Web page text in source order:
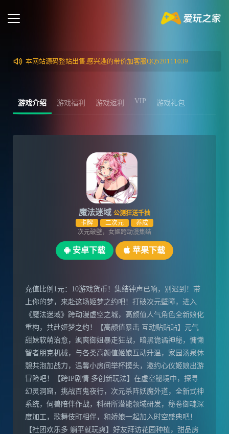
本网站源码整站出售,感兴趣的带价加客服QQ520111039
游戏介绍 游戏福利 游戏返利 VIP 游戏礼包
魔法迷域 公测狂送千抽
卡牌
二次元
养成
次元破壁，女姬跨动漫集结
安卓下载 苹果下载
充值比例1元：10游戏货币！集结钟声已响，别迟到！带
上你的梦，来赴这场姬梦之约吧！打破次元壁障，进入
《魔法迷域》跨动漫虚空之城，高颜值人气角色全新娘化
重构，共赴姬梦之约！【高颜值暴击 互动贴贴贴】元气
甜妹软萌治愈，飒爽御姐暴走狂战，暗黑诡谲神秘，慵懒
智者朋克机械，与各类高颜值姬娘互动升温，家园汤泉休
憩共泡加战力，温馨小房间举杯摸头，邀约心仪姬娘出游
冒险吧！【跨IP剧情 多创新玩法】在虚空秘境中，探寻
幻灵洞窟，挑战百鬼夜行，次元杀阵妖魔外道，全新式神
系统，伺兽陪伴作战，科研所潜能领域研发，秘卷御魂深
度加工，歌舞伎町相伴，和娇娘一起加入时空盛典吧！
【社团欢乐多 躺平就玩爽】好友拜访花园种植，甜品房